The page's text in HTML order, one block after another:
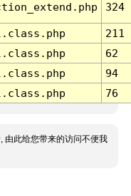
324
211
62
94
76
由此给您带来的访问不便我